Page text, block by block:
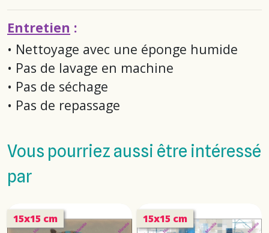
Entretien :
• Nettoyage avec une éponge humide
• Pas de lavage en machine
• Pas de séchage
• Pas de repassage
Vous pourriez aussi être intéressé
par
15x15 cm 15x15 cm